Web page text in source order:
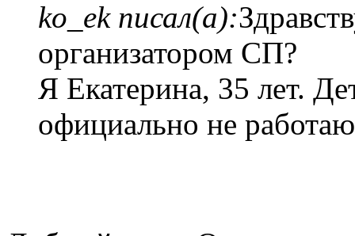
ko_ek писал(а):
организатором СП?
Я Екатерина, 35 лет.
официально не